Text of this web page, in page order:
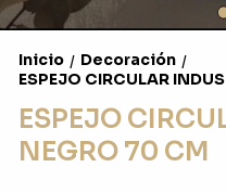
Inicio / Decoración /
ESPEJO CIRCULAR
ESPEJO
NEGRO 70 CM